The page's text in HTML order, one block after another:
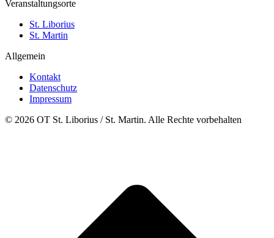
Veranstaltungsorte
St. Liborius
St. Martin
Allgemein
Kontakt
Datenschutz
Impressum
© 2026 OT St. Liborius / St. Martin. Alle Rechte vorbehalten